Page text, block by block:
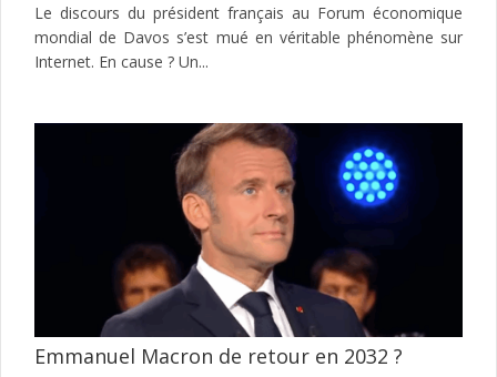
Le discours du président français au Forum économique
mondial de Davos s’est mué en véritable phénomène sur
Internet. En cause ? Un...
Emmanuel Macron de retour en 2032 ?